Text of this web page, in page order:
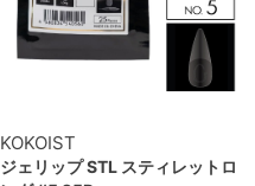
KOKOIST
ジェリップ STL スティレットロ